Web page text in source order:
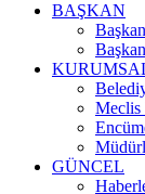
BAŞKAN
Meclis
GÜNCEL